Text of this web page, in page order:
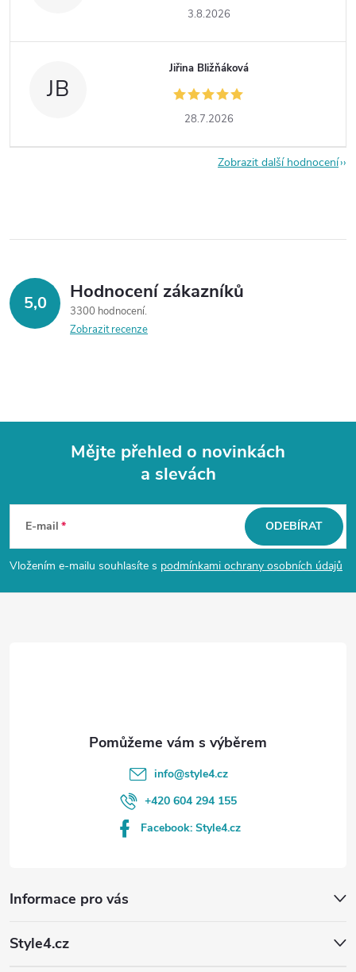
3.8.2026
JB
Jiřina Bližňáková
28.7.2026
Zobrazit další hodnocení
5,0 Hodnocení zákazníků
3300 hodnocení
Zobrazit recenze
p
a
Mějte přehled o novinkách
a slevách
E-mail
Vložením e-mailu souhlasíte s podmínkami ochrany osobních údajů
ODEBÍRAT
Informace pro vás
Style4.cz
info@style4.cz
+420 604 294 155
Facebook: Style4.cz